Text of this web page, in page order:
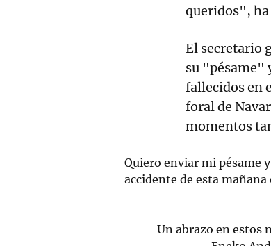
queridos",
El secretario
su "pésame"
fallecidos en
foral de
momentos
Quiero enviar mi pésame
accidente de esta
Un abrazo en estos